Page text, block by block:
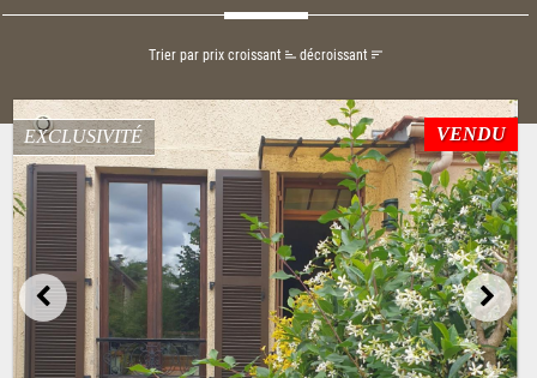
Trier par prix croissant décroissant
VENDU
EXCLUSIVITÉ